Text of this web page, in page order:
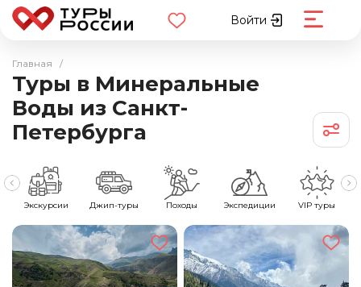
Войти
Главная /
Туры в Минеральные
Воды из Санкт-
Петербурга
Экскурсии Джип-туры Походы Экспедиции VIP туры